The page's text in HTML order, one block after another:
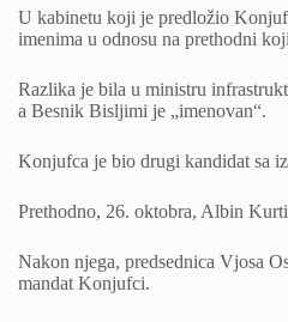
U kabinetu koji je predložio
imenima u odnosu na prethodni
Razlika je bila u ministru
a Besnik Bisljimi je „imenovan“.
Konjufca je bio drugi kandidat sa
Prethodno, 26. oktobra, Albin
Nakon njega, predsednica Vjosa
mandat Konjufci.